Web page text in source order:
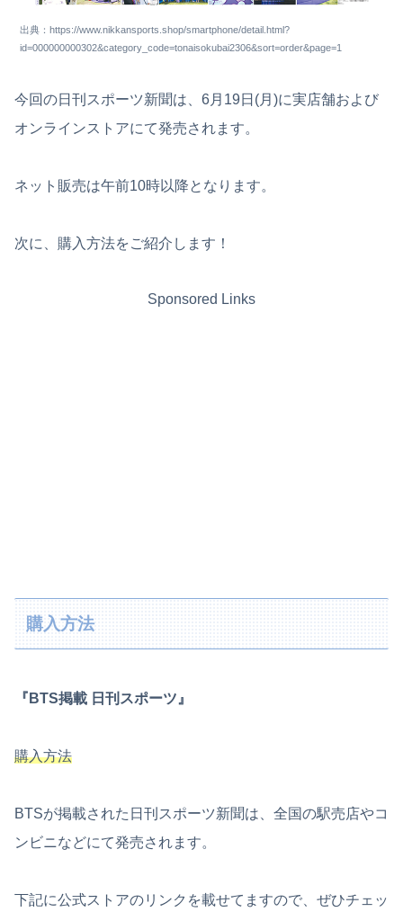
出典：https://www.nikkansports.shop/smartphone/detail.html?
id=000000000302&category_code=tonaisokubai2306&sort=order&page=1
今回の日刊スポーツ新聞は、6月19日(月)に実店舗および
オンラインストアにて発売されます。
ネット販売は午前10時以降となります。
次に、購入方法をご紹介します！
Sponsored Links
購入方法
『BTS掲載 日刊スポーツ』
購入方法
BTSが掲載された日刊スポーツ新聞は、全国の駅売店やコ
ンビニなどにて発売されます。
下記に公式ストアのリンクを載せてますので、ぜひチェッ